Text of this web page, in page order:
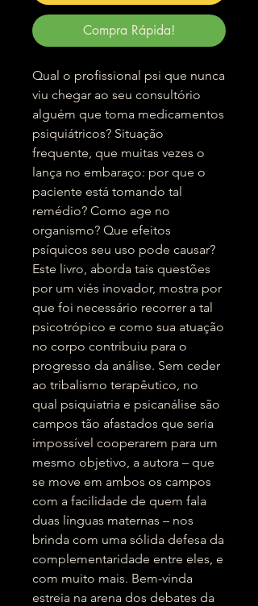
Compra Rápida!
Qual o profissional psi que nunca
viu chegar ao seu consultório
alguém que toma medicamentos
psiquiátricos? Situação
frequente, que muitas vezes o
lança no embaraço: por que o
paciente está tomando tal
remédio? Como age no
organismo? Que efeitos
psíquicos seu uso pode causar?
Este livro, aborda tais questões
por um viés inovador, mostra por
que foi necessário recorrer a tal
psicotrópico e como sua atuação
no corpo contribuiu para o
progresso da análise. Sem ceder
ao tribalismo terapêutico, no
qual psiquiatria e psicanálise são
campos tão afastados que seria
impossível cooperarem para um
mesmo objetivo, a autora – que
se move em ambos os campos
com a facilidade de quem fala
duas línguas maternas – nos
brinda com uma sólida defesa da
complementaridade entre eles, e
com muito mais. Bem-vinda
estreia na arena dos debates da